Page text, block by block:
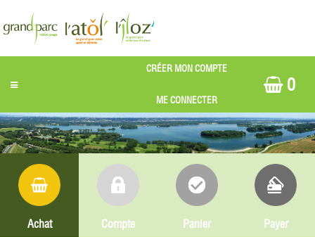
0
Achat Compte Panier Payer